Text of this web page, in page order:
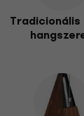
a
Tradicionális